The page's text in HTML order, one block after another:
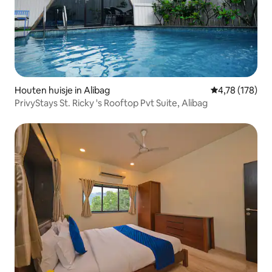
Houten huisje in Alibag Gemiddelde
4,78 (178)
PrivyStays St. Ricky 's Rooftop Pvt Suite, Alibag